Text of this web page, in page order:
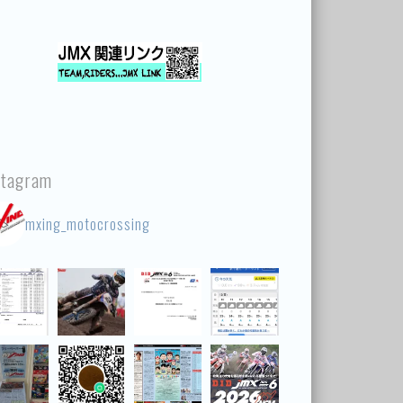
mxing_motocrossing